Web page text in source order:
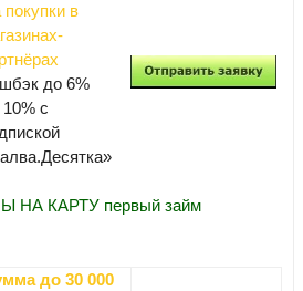
покупки в
до 6%
с
КАРТУ первый займ
до 30 000